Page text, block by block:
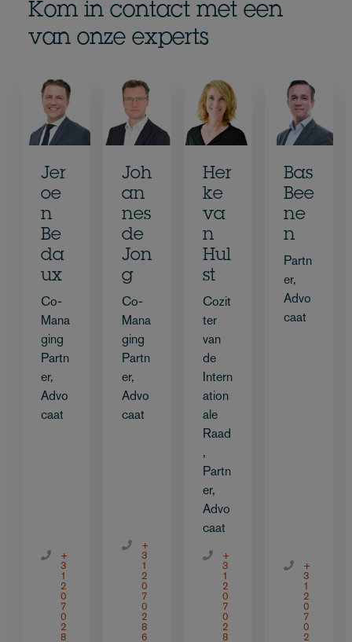
Kom in contact met een
van onze experts
Jer
oe
n
Be
da
ux
Co-
Mana
ging
Partn
er,
Advo
caat
+
3
1
2
0
7
0
2
8
Joh
an
nes
de
Jon
g
Co-
Mana
ging
Partn
er,
Advo
caat
+
3
1
2
0
7
0
2
8
6
Her
ke
va
n
Hul
st
Cozit
ter
van
de
Intern
ation
ale
Raad
,
Partn
er,
Advo
caat
+
3
1
2
0
7
0
2
8
Bas
Bee
ne
n
Partn
er,
Advo
caat
+
3
1
2
0
7
0
2